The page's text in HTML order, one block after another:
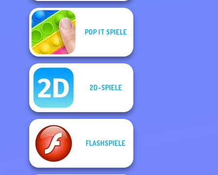
POP IT SPIELE
2D-SPIELE
FLASHSPIELE